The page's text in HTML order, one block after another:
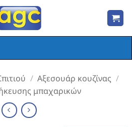
/ Αξεσουάρ κουζίνας /
μπαχαρικών